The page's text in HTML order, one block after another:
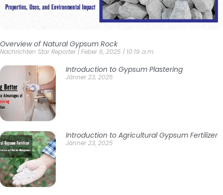
Overview of Natural Gypsum Rock
Nachrichten Star Reporter Feber 6, 2025 10:19 a.m.
Introduction to Gypsum Plastering
Jänner 23, 2025
Introduction to Agricultural Gypsum Fertilizer
Jänner 23, 2025